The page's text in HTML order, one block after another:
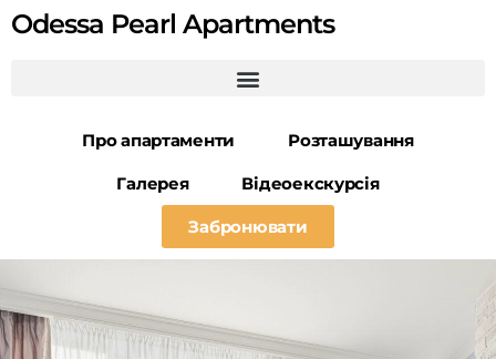
Odessa Pearl Apartments
Про апартаменти Розташування
Галерея Відеоекскурсія
Забронювати